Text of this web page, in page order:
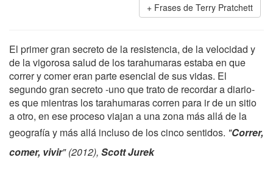
Frases de Terry Pratchett
El primer gran secreto de la resistencia, de la velocidad y
de la vigorosa salud de los tarahumaras estaba en que
correr y comer eran parte esencial de sus vidas. El
segundo gran secreto -uno que trato de recordar a diario-
es que mientras los tarahumaras corren para ir de un sitio
a otro, en ese proceso viajan a una zona más allá de la
geografía y más allá incluso de los cinco sentidos. "Correr,
comer, vivir" (2012), Scott Jurek